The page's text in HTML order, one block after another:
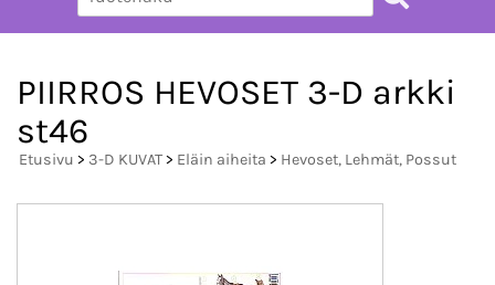
PIIRROS HEVOSET 3-D arkki
st46
Etusivu > 3-D KUVAT> Eläin aiheita > Hevoset, Lehmät, Possut